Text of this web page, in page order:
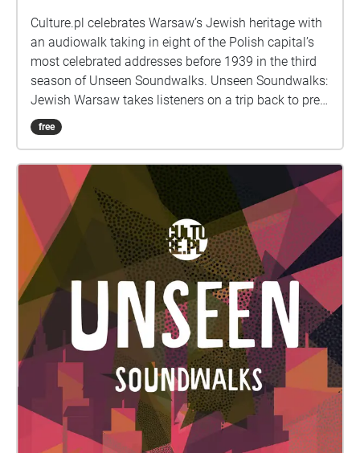
Culture.pl celebrates Warsaw’s Jewish heritage with
an audiowalk taking in eight of the Polish capital’s
most celebrated addresses before 1939 in the third
season of Unseen Soundwalks. Unseen Soundwalks:
Jewish Warsaw takes listeners on a trip back to pre-
war Warsaw to experience the life and culture of
Warsaw’s Jews, who made up one third of the city’s
English and Yiddish, the everyday language of
millions of Jews throughout Europe. Historical
oversight on the series as well as its Yiddish version
were made possible thanks to the expertise of Dr
Karolina Szymaniak from the Taube Department of
Jewish Studies at the University of Wrocław. This
season of Unseen Soundwalks was made by Free
Range Productions. Script Writing, Academic
Supervision: Karolina Szymaniak, PhD Audio
Production, Mixing and Editing: John Beauchamp
Sound Design and Audio Editing: Bartosz Panek
Production Support: Jarosław Kociszewski For more
information please visit Culture.pl
free